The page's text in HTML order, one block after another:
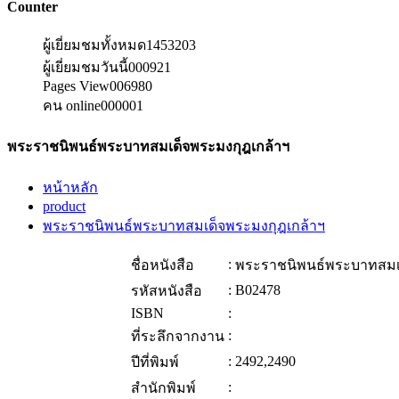
Counter
ผู้เยี่ยมชมทั้งหมด1453203
ผู้เยี่ยมชมวันนี้000921
Pages View006980
คน online000001
พระราชนิพนธ์พระบาทสมเด็จพระมงกุฎเกล้าฯ
หน้าหลัก
product
พระราชนิพนธ์พระบาทสมเด็จพระมงกุฎเกล้าฯ
ชื่อหนังสือ : พระราชนิพนธ์พระบาทสม
รหัสหนังสือ
: B02478
ISBN
:
ที่ระลึกจากงาน :
ปีที่พิมพ์
: 2492,2490
สำนักพิมพ์
: